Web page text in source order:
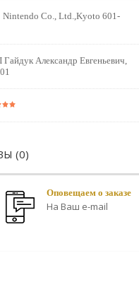
Nintendo Co., Ltd.,Kyoto 601-
Александр Евгеньевич,
(0)
Оповещаем о заказе
На Ваш e-mail